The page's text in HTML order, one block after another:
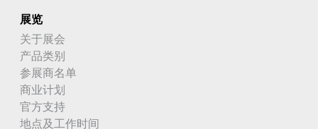
展览
关于展会
产品类别
参展商名单
商业计划
官方支持
地点及工作时间